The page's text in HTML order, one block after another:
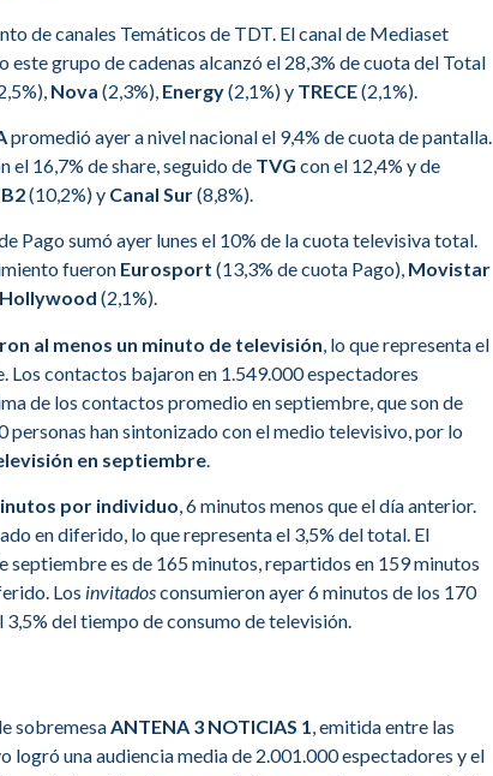
de canales Temáticos de TDT. El canal de Mediaset
este grupo de cadenas alcanzó el 28,3% de cuota del Total
Nova (2,3%), Energy(2,1%) y TRECE(2,1%).
promedió ayer a nivel nacional el 9,4% de cuota de pantalla.
el 16,7% de share, seguido de TVG con el 12,4% y de
(10,2%) y Canal Sur(8,8%).
Pago sumó ayer lunes el 10% de la cuota televisiva total.
fueron Eurosport (13,3% de cuota Pago), Movistar
(2,1%).
al menos un minuto de televisión, lo que representa el
Los contactos bajaron en 1.549.000 espectadores
de los contactos promedio en septiembre, que son de
personas han sintonizado con el medio televisivo, por lo
en septiembre.
por individuo, 6 minutos menos que el día anterior.
en diferido, lo que representa el 3,5% del total. El
septiembre es de 165 minutos, repartidos en 159 minutos
Los invitadosconsumieron ayer 6 minutos de los 170
del tiempo de consumo de televisión.
sobremesa ANTENA 3 NOTICIAS 1 , emitida entre las
logró una audiencia media de 2.001.000 espectadores y el